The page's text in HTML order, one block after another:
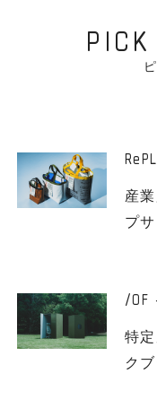
産
プ
/
特
ク